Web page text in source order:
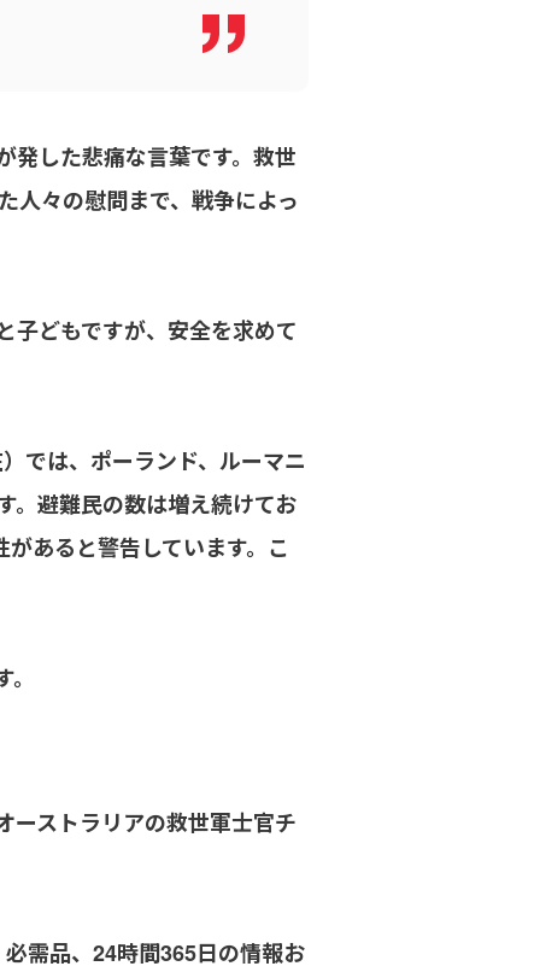
発した悲痛な言葉です。救世
人々の慰問まで、戦争によっ
子どもですが、安全を求めて
では、ポーランド、ルーマニ
。避難民の数は増え続けてお
あると警告しています。こ
ーストラリアの救世軍士官チ
需品、24時間365日の情報お